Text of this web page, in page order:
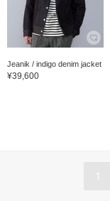
Jeanik / indigo denim jacket
¥39,600
1